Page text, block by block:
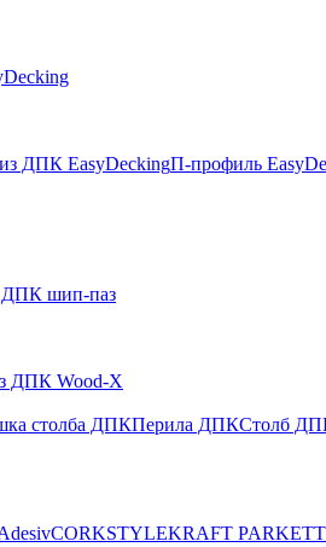
ДПК EasyDeckingП-профиль
ДПК шип-паз
ДПК Wood-X
столба ДПКПерила ДПКСтолб
CORKSTYLEKRAFT PARKETT